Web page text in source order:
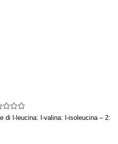
di l-leucina: l-valina: l-isoleucina – 2: